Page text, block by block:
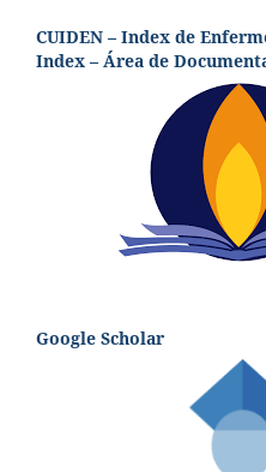
CUIDEN – Index de
Index – Área de
Google Scholar